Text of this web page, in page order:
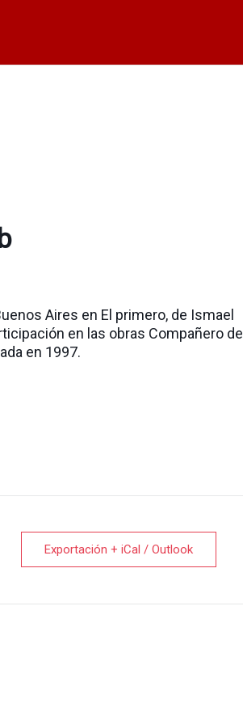
Aires en El primero, de Ismael
en las obras Compañero del
en 1997.
Exportación + iCal / Outlook